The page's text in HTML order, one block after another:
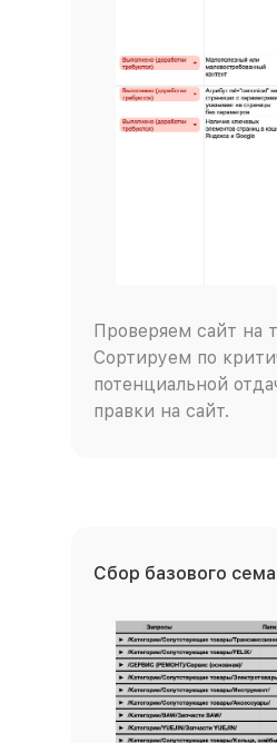
Проверяем сайт на
Сортируем по
потенциальной
правки на сайт.
Сбор базового